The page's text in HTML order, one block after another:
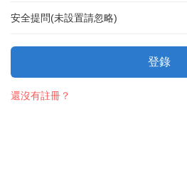
安全提問(未設置請忽略)
登錄
還沒有註冊？